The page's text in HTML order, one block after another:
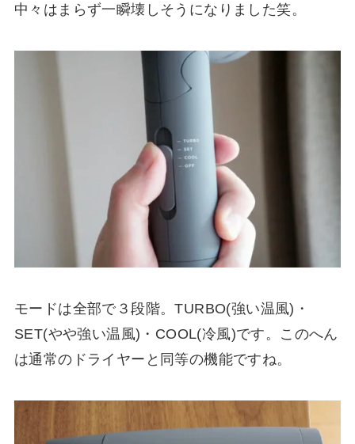
中々はまらず一瞬壊しそうになりました笑。
モードは全部で３段階。TURBO(強い温風)・
SET(やや強い温風)・COOL(冷風)です。このへん
は通常のドライヤーと同等の機能ですね。